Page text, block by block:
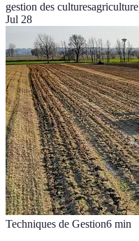
gestion des culturesagriculture
Jul 28
Techniques de Gestion6 min